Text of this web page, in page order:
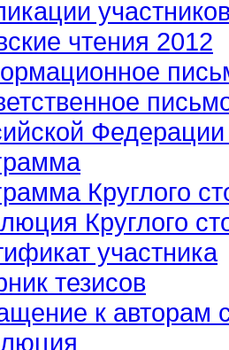
чтения 2012
Круглого
Круглого
участника
тезисов
к авторам